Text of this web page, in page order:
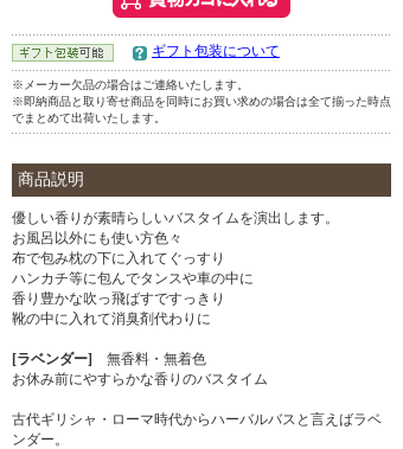
ギフト包装について
※メーカー欠品の場合はご連絡いたします。
※即納商品と取り寄せ商品を同時にお買い求めの場合は全て揃った時点
でまとめて出荷いたします。
商品説明
優しい香りが素晴らしいバスタイムを演出します。
お風呂以外にも使い方色々
布で包み枕の下に入れてぐっすり
ハンカチ等に包んでタンスや車の中に
香り豊かな吹っ飛ばすですっきり
靴の中に入れて消臭剤代わりに
[ラベンダー]
無香料・無着色
お休み前にやすらかな香りのバスタイム
古代ギリシャ・ローマ時代からハーバルバスと言えばラベ
ンダー。